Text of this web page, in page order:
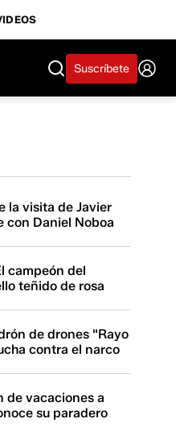
Suscríbete
la visita de Javier
con Daniel Noboa
campeón del
teñido de rosa
de drones "Rayo
contra el narco
de vacaciones a
su paradero